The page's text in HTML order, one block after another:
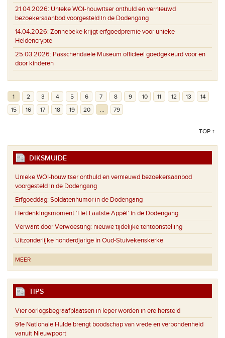
21.04.2026: Unieke WOI-houwitser onthuld en vernieuwd
bezoekersaanbod voorgesteld in de Dodengang
14.04.2026: Zonnebeke krijgt erfgoedpremie voor unieke
Heldencrypte
25.03.2026: Passchendaele Museum officieel goedgekeurd voor en
door kinderen
1 2 3 4 5 6 7 8 9 10 11 12 13
14
15
16 17 18 19 20 79
TOP ↑
DIKSMUIDE
Unieke WOI-houwitser onthuld en vernieuwd bezoekersaanbod
voorgesteld in de Dodengang
Erfgoeddag: Soldatenhumor in de Dodengang
Herdenkingsmoment ‘Het Laatste Appèl’ in de Dodengang
Verwant door Verwoesting: nieuwe tijdelijke tentoonstelling
Uitzonderlijke honderdjarige in Oud-Stuivekenskerke
MEER
TIPS
Vier oorlogsbegraafplaatsen in Ieper worden in ere hersteld
91e Nationale Hulde brengt boodschap van vrede en verbondenheid
vanuit Nieuwpoort